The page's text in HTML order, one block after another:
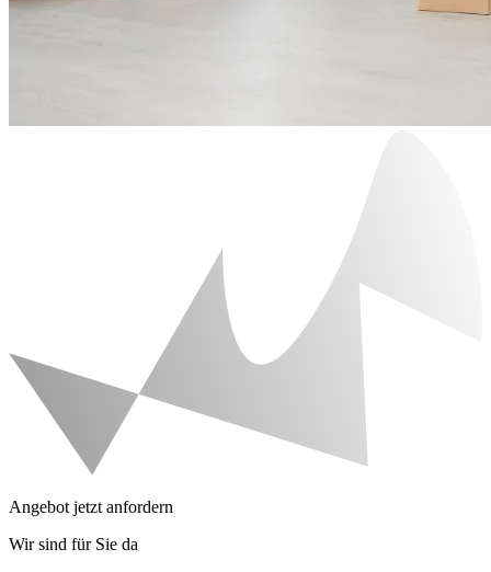
Angebot jetzt anfordern
Wir sind für Sie da